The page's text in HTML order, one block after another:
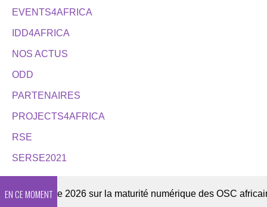
EVENTS4AFRICA
IDD4AFRICA
NOS ACTUS
ODD
PARTENAIRES
PROJECTS4AFRICA
RSE
SERSE2021
EN CE MOMENT
Enquête 2026 sur la maturité numérique des OSC africaines